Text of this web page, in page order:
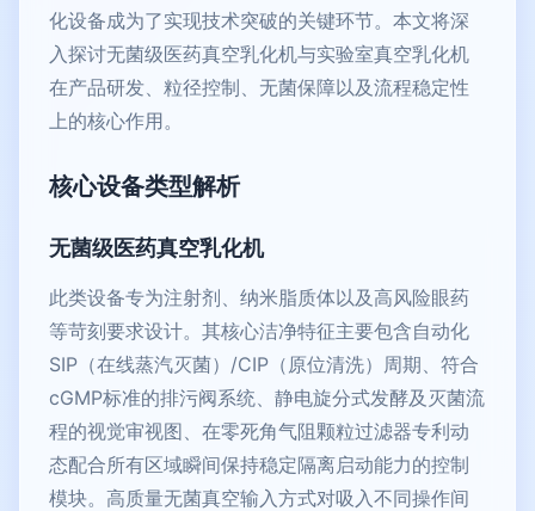
化设备成为了实现技术突破的关键环节。本文将深
入探讨无菌级医药真空乳化机与实验室真空乳化机
在产品研发、粒径控制、无菌保障以及流程稳定性
上的核心作用。
核心设备类型解析
无菌级医药真空乳化机
此类设备专为注射剂、纳米脂质体以及高风险眼药
等苛刻要求设计。其核心洁净特征主要包含自动化
SIP（在线蒸汽灭菌）/CIP（原位清洗）周期、符合
cGMP标准的排污阀系统、静电旋分式发酵及灭菌流
程的视觉审视图、在零死角气阻颗粒过滤器专利动
态配合所有区域瞬间保持稳定隔离启动能力的控制
模块。高质量无菌真空输入方式对吸入不同操作间